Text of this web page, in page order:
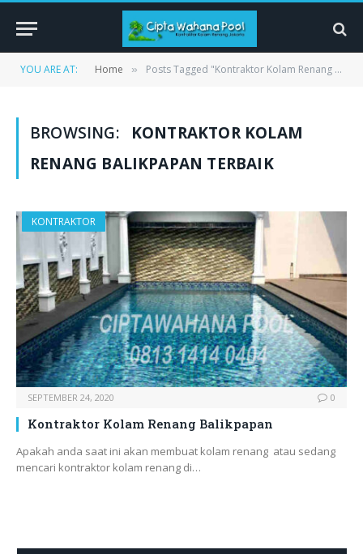
YOU ARE AT: Home » Posts Tagged "Kontraktor Kolam Renang Balikpapan terbaik"
BROWSING:
KONTRAKTOR KOLAM
RENANG BALIKPAPAN TERBAIK
KONTRAKTOR
SEPTEMBER 24, 2020 0
Kontraktor Kolam Renang Balikpapan
Apakah anda saat ini akan membuat kolam renang atau sedang
mencari kontraktor kolam renang di…